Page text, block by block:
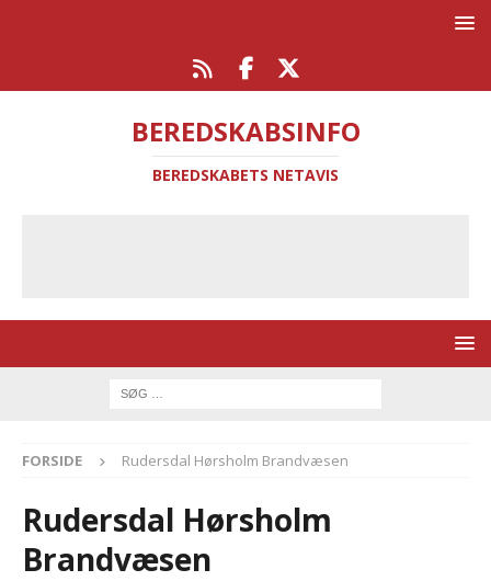
BEREDSKABSINFO
BEREDSKABETS NETAVIS
FORSIDE Rudersdal Hørsholm Brandvæsen
Rudersdal Hørsholm
Brandvæsen